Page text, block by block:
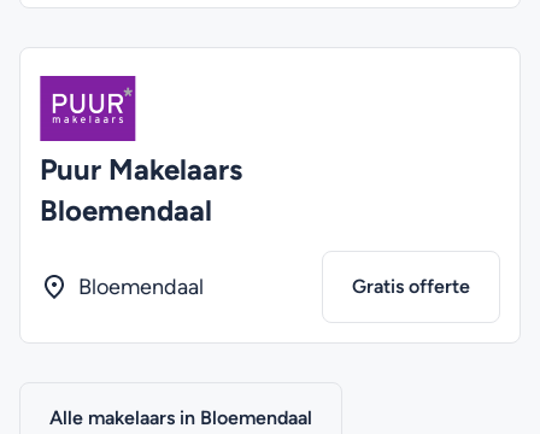
Puur Makelaars
Bloemendaal
Bloemendaal Gratis offerte
Alle makelaars in Bloemendaal